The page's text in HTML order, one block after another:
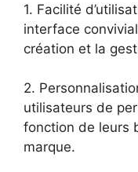
1. Facilité
interface
création et la
2.
utilisateurs de
fonction de leurs
marque.